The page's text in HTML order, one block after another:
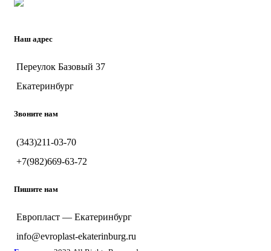
Наш адрес
Переулок Базовый 37
Екатеринбург
Звоните нам
(343)211-03-70
+7(982)669-63-72
Пишите нам
Европласт — Екатеринбург
info@evroplast-ekaterinburg.ru